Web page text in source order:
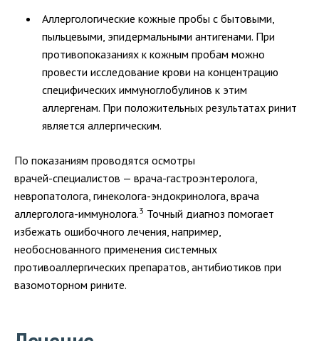
Аллергологические кожные пробы с бытовыми,
пыльцевыми, эпидермальными антигенами. При
противопоказаниях к кожным пробам можно
провести исследование крови на концентрацию
специфических иммуноглобулинов к этим
аллергенам. При положительных результатах ринит
является аллергическим.
По показаниям проводятся осмотры
врачей-специалистов — врача-гастроэнтеролога
невропатолога, гинеколога-эндокринолога , врача
аллерголога-иммунолога.3 Точный диагноз помогает
избежать ошибочного лечения, например,
необоснованного применения системных
противоаллергических препаратов, антибиотиков при
вазомоторном рините.